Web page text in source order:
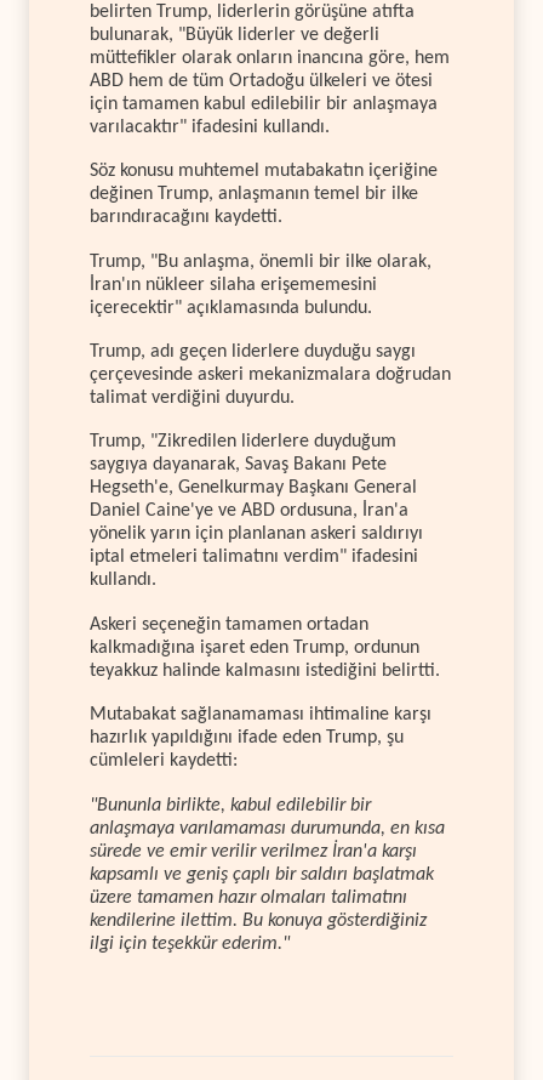
belirten Trump, liderlerin görüşüne atıfta
bulunarak, "Büyük liderler ve değerli
müttefikler olarak onların inancına göre, hem
ABD hem de tüm Ortadoğu ülkeleri ve ötesi
için tamamen kabul edilebilir bir anlaşmaya
varılacaktır" ifadesini kullandı.
Söz konusu muhtemel mutabakatın içeriğine
değinen Trump, anlaşmanın temel bir ilke
barındıracağını kaydetti.
Trump, "Bu anlaşma, önemli bir ilke olarak,
İran'ın nükleer silaha erişememesini
içerecektir" açıklamasında bulundu.
Trump, adı geçen liderlere duyduğu saygı
çerçevesinde askeri mekanizmalara doğrudan
talimat verdiğini duyurdu.
Trump, "Zikredilen liderlere duyduğum
saygıya dayanarak, Savaş Bakanı Pete
Hegseth'e, Genelkurmay Başkanı General
Daniel Caine'ye ve ABD ordusuna, İran'a
yönelik yarın için planlanan askeri saldırıyı
iptal etmeleri talimatını verdim" ifadesini
kullandı.
Askeri seçeneğin tamamen ortadan
kalkmadığına işaret eden Trump, ordunun
teyakkuz halinde kalmasını istediğini belirtti.
Mutabakat sağlanamaması ihtimaline karşı
hazırlık yapıldığını ifade eden Trump, şu
cümleleri kaydetti:
"Bununla birlikte, kabul edilebilir bir
anlaşmaya varılamaması durumunda, en kısa
sürede ve emir verilir verilmez İran'a karşı
kapsamlı ve geniş çaplı bir saldırı başlatmak
üzere tamamen hazır olmaları talimatını
kendilerine ilettim. Bu konuya gösterdiğiniz
ilgi için teşekkür ederim."